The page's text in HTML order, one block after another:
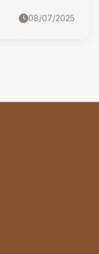
đố quỷ quái.
nội của nó?
08/07/2025